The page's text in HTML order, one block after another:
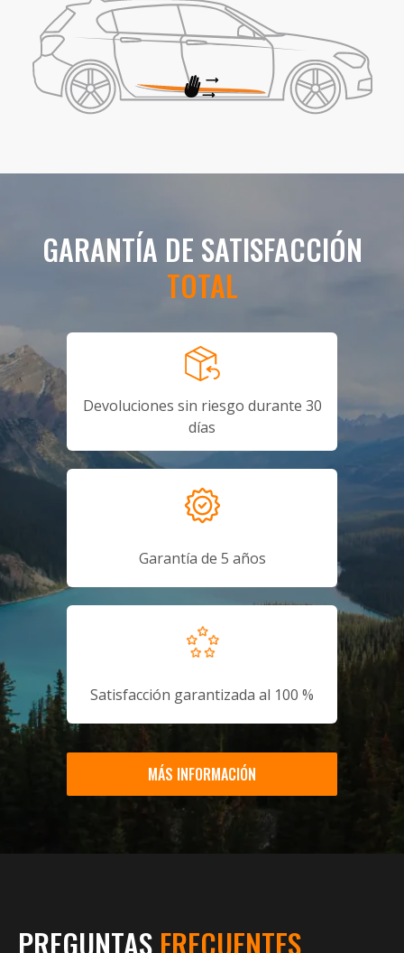
GARANTÍA DE SATISFACCIÓN
TOTAL
Devoluciones sin riesgo durante 30
días
Garantía de 5 años
Satisfacción garantizada al 100 %
MÁS INFORMACIÓN
PREGUNTAS FRECUENTES